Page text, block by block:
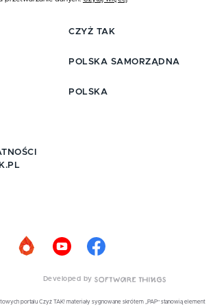
CZYŻ TAK
POLSKA SAMORZĄDNA
POLSKA
Developed by
portalu Czyż TAK! materiały sygnowane skrótem „PAP” stanowią element